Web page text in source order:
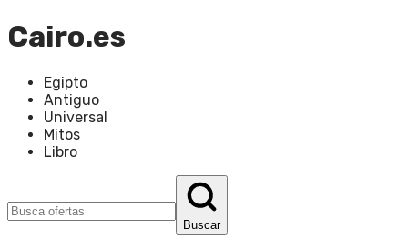
Cairo.es
Egipto
Antiguo
Universal
Mitos
Libro
Buscar